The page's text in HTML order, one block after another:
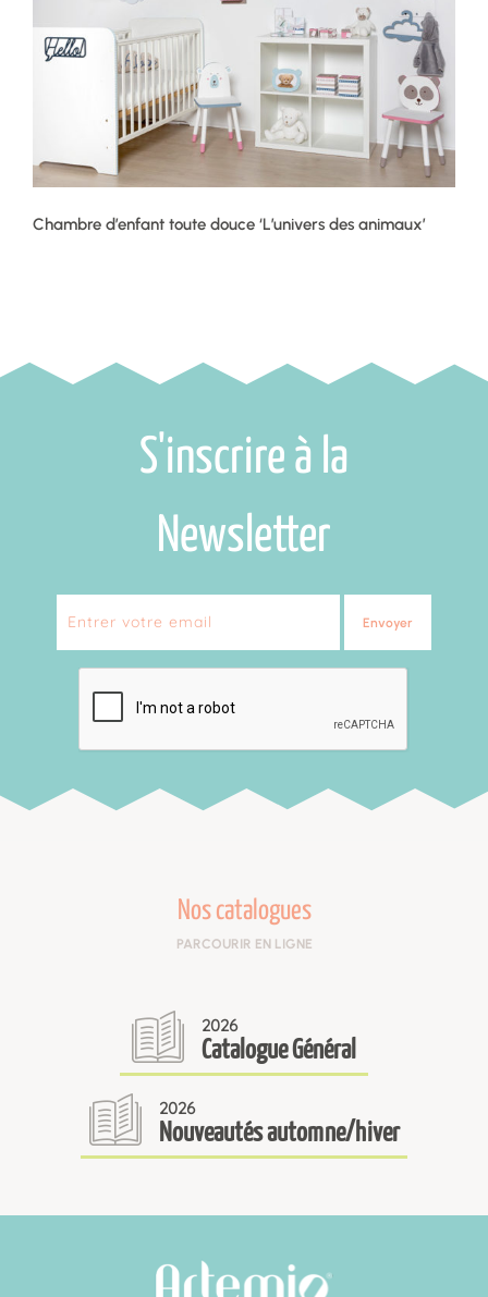
Chambre d’enfant toute douce ‘L’univers des animaux’
S'inscrire à la
Newsletter
Envoyer
Nos catalogues
PARCOURIR EN LIGNE
2026
Catalogue Général
2026
Nouveautés automne/hiver